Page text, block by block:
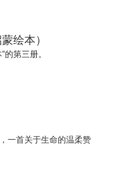
绘本）
的第三册。
一首关于生命的温柔赞